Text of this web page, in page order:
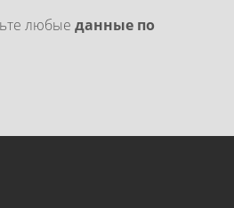
любые данные по